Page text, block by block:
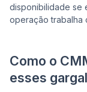
disponibilidade se
operação trabalha
Como o
esses